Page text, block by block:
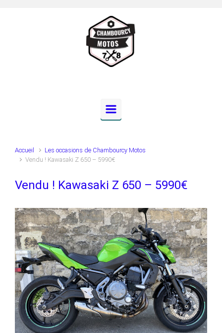
Accueil
Les occasions de Chambourcy Motos
Vendu ! Kawasaki Z 650 – 5990€
Vendu ! Kawasaki Z 650 – 5990€